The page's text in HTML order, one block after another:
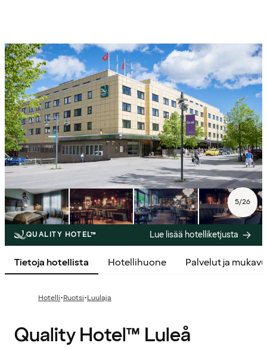
5/26
QUALITY HOTEL™ Lue lisää hotelliketjusta
Tietoja hotellista Hotellihuone Palvelut ja
Hotelli·Ruotsi·Luulaja
Quality Hotel™ Luleå